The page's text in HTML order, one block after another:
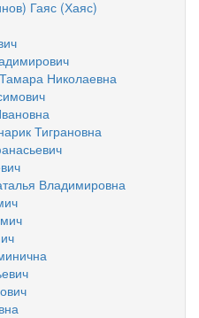
Гаяс (Хаяс)
Николаевна
Тиграновна
Владимировна